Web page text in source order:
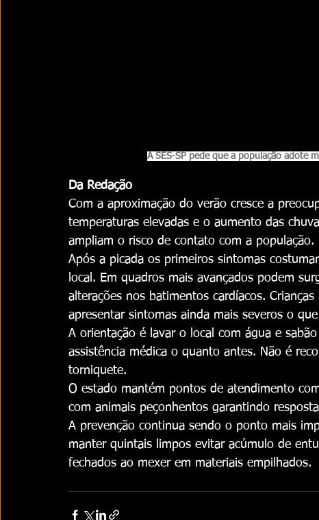
A SES-SP pede que a população adote
Da Redação
Com a aproximação do verão cresce a
temperaturas elevadas e o aumento das
ampliam o risco de contato com a população.
Após a picada os primeiros sintomas
local. Em quadros mais avançados podem
alterações nos batimentos cardíacos.
apresentar sintomas ainda mais severos o
A orientação é lavar o local com água e
assistência médica o quanto antes. Não é
torniquete.
O estado mantém pontos de atendimento
com animais peçonhentos garantindo
A prevenção continua sendo o ponto mais
manter quintais limpos evitar acúmulo de
fechados ao mexer em materiais empilhados.